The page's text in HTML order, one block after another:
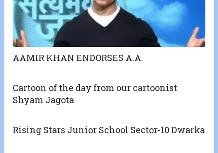
AAMIR KHAN ENDORSES A.A.
Cartoon of the day from our cartoonist
Shyam Jagota
Rising Stars Junior School Sector-10 Dwarka